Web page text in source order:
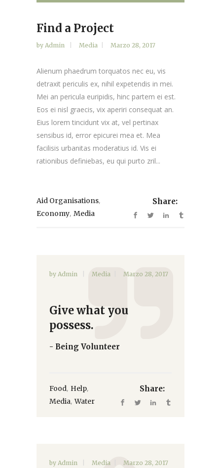
Find a Project
by Admin Media Marzo 28, 2017
Alienum phaedrum torquatos nec eu, vis
detraxit periculis ex, nihil expetendis in mei.
Mei an pericula euripidis, hinc partem ei est.
Eos ei nisl graecis, vix aperiri consequat an.
Eius lorem tincidunt vix at, vel pertinax
sensibus id, error epicurei mea et. Mea
facilisis urbanitas moderatius id. Vis ei
rationibus definiebas, eu qui purto zril...
Aid Organisations,
Economy, Media
Share:
by Admin Media Marzo 28, 2017
Give what you
possess.
- Being Volunteer
Food, Help,
Media,Water
Share:
by Admin Media Marzo 28, 2017